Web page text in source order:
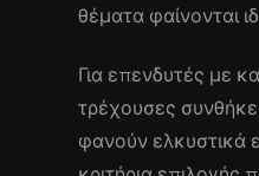
θέματα φαίνονται
Για επενδυτές με
τρέχουσες
φανούν ελκυστικά